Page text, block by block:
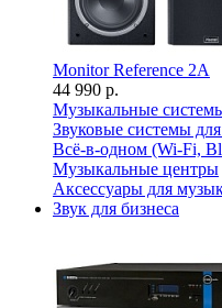
Monitor Reference 2A
44 990 р.
Музыкальные
Звуковые системы
Всё-в-одном (Wi-Fi,
Музыкальные центры
Аксессуары для
Звук для бизнеса